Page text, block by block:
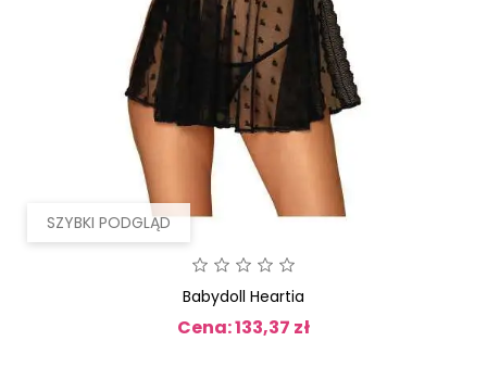
SZYBKI PODGLĄD
Babydoll Heartia
Cena: 133,37 zł